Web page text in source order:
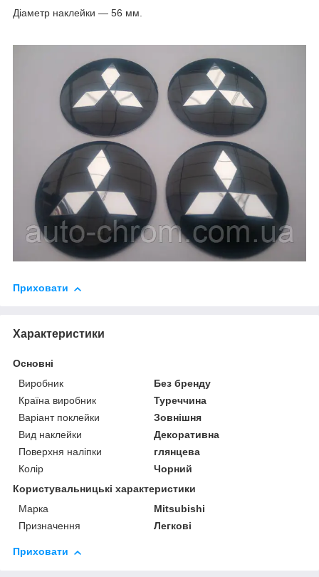
Діаметр наклейки — 56 мм.
Приховати
Характеристики
Основні
Виробник
Без бренду
Країна виробник
Туреччина
Варіант поклейки
Зовнішня
Вид наклейки
Декоративна
Поверхня наліпки
глянцева
Колір
Чорний
Користувальницькі характеристики
Марка
Mitsubishi
Призначення
Легкові
Приховати